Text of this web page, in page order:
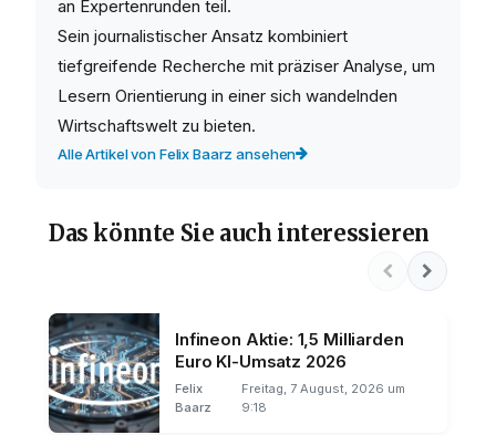
an Expertenrunden teil.
Sein journalistischer Ansatz kombiniert
tiefgreifende Recherche mit präziser Analyse, um
Lesern Orientierung in einer sich wandelnden
Wirtschaftswelt zu bieten.
Alle Artikel von Felix Baarz ansehen
Das könnte Sie auch interessieren
Infineon Aktie: 1,5 Milliarden
Euro KI-Umsatz 2026
Felix
Baarz
Freitag, 7 August, 2026 um
9:18